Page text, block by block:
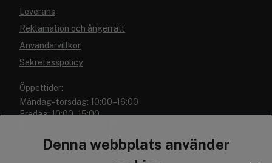
Denna webbplats använder
Leverans
Reklamation och ångerrätt
Användarvillkor
Sekretesspolicy
Öppettider:
Måndag–torsdag: 10:00–16:00
Fredag: 10:00–15:00